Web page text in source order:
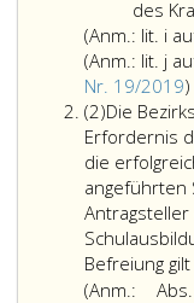
des
(Anm.: lit. i
(Anm.: lit. j
Nr. 19/2019)
(2)Absatz
2,
Die
Erfordernis
die
angeführten
Befreiung
(Anm.: